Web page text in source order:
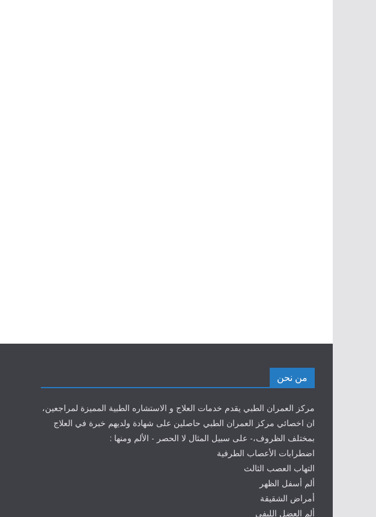
من نحن
مركز العمران الطبي يقدم خدمات العلاج و الاستشاره الطبية المميزة لمراجعين،
ان اخصائي مركز العمران الطبي حاصلين على شهادة ولديهم خبرة في العلاج
بمختلف الظروف،- على سبيل المثال لا الحصر - الألم ومنها :
اضطرابات الأعصاب الطرفية
التهاب العصب الثالث
ألم أسفل الظهر
أمراض الشقيقة
ألم العضل الليفي